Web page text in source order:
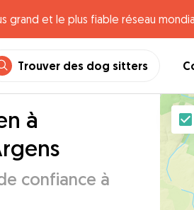
grand et le plus fiable réseau
Trouver des dog sitters
à
confiance à